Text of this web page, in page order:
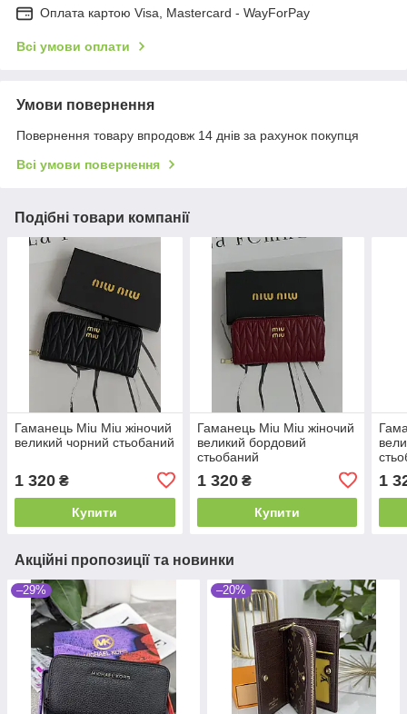
Оплата картою Visa, Mastercard - WayForPay
Всі умови оплати
Умови повернення
Повернення товару впродовж 14 днів за рахунок покупця
Всі умови повернення
Подібні товари компанії
Гаманець Miu Miu жіночий
великий чорний стьобаний
1 320 ₴
Купити
Гаманець Miu Miu жіночий
великий бордовий
стьобаний
1 320₴
Купити
1
Акційні пропозиції та новинки
–29% –20%